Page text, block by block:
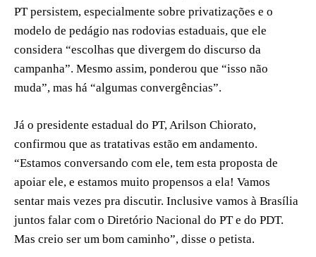
PT persistem, especialmente sobre privatizações e o
modelo de pedágio nas rodovias estaduais, que ele
considera “escolhas que divergem do discurso da
campanha”. Mesmo assim, ponderou que “isso não
muda”, mas há “algumas convergências”.
Já o presidente estadual do PT, Arilson Chiorato,
confirmou que as tratativas estão em andamento.
“Estamos conversando com ele, tem esta proposta de
apoiar ele, e estamos muito propensos a ela! Vamos
sentar mais vezes pra discutir. Inclusive vamos à Brasília
juntos falar com o Diretório Nacional do PT e do PDT.
Mas creio ser um bom caminho”, disse o petista.